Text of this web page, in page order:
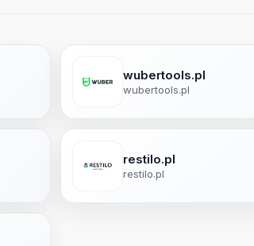
wubertools.pl
wubertools.pl
restilo.pl
restilo.pl